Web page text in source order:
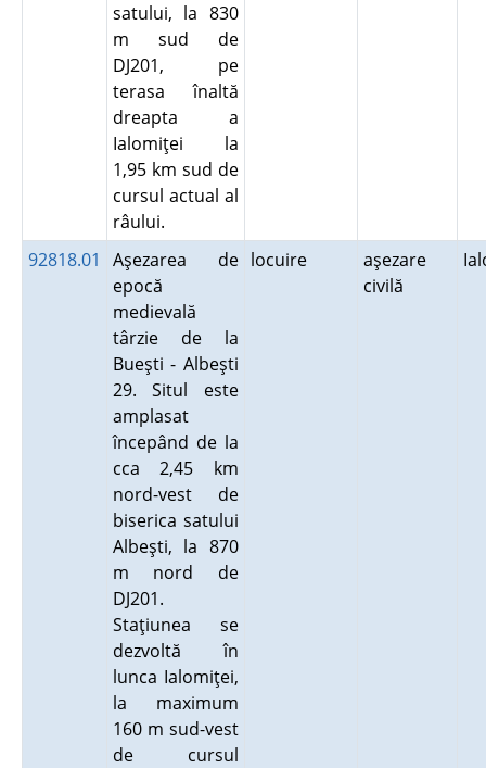
satului, la 830
m sud de
DJ201, pe
terasa înaltă
dreapta a
Ialomiţei la
1,95 km sud de
cursul actual al
râului.
92818.01
Aşezarea de
epocă
medievală
târzie de la
Bueşti - Albeşti
29. Situl este
amplasat
începând de la
cca 2,45 km
nord-vest de
biserica satului
Albeşti, la 870
m nord de
DJ201.
Staţiunea se
dezvoltă în
lunca Ialomiţei,
la maximum
160 m sud-vest
de cursul
locuire
aşezare
civilă